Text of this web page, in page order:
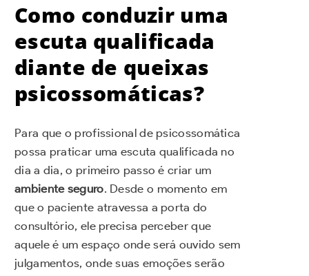
Como conduzir uma
escuta qualificada
diante de queixas
psicossomáticas?
Para que o profissional de psicossomática
possa praticar uma escuta qualificada no
dia a dia, o primeiro passo é criar um
ambiente seguro. Desde o momento em
que o paciente atravessa a porta do
consultório, ele precisa perceber que
aquele é um espaço onde será ouvido sem
julgamentos, onde suas emoções serão